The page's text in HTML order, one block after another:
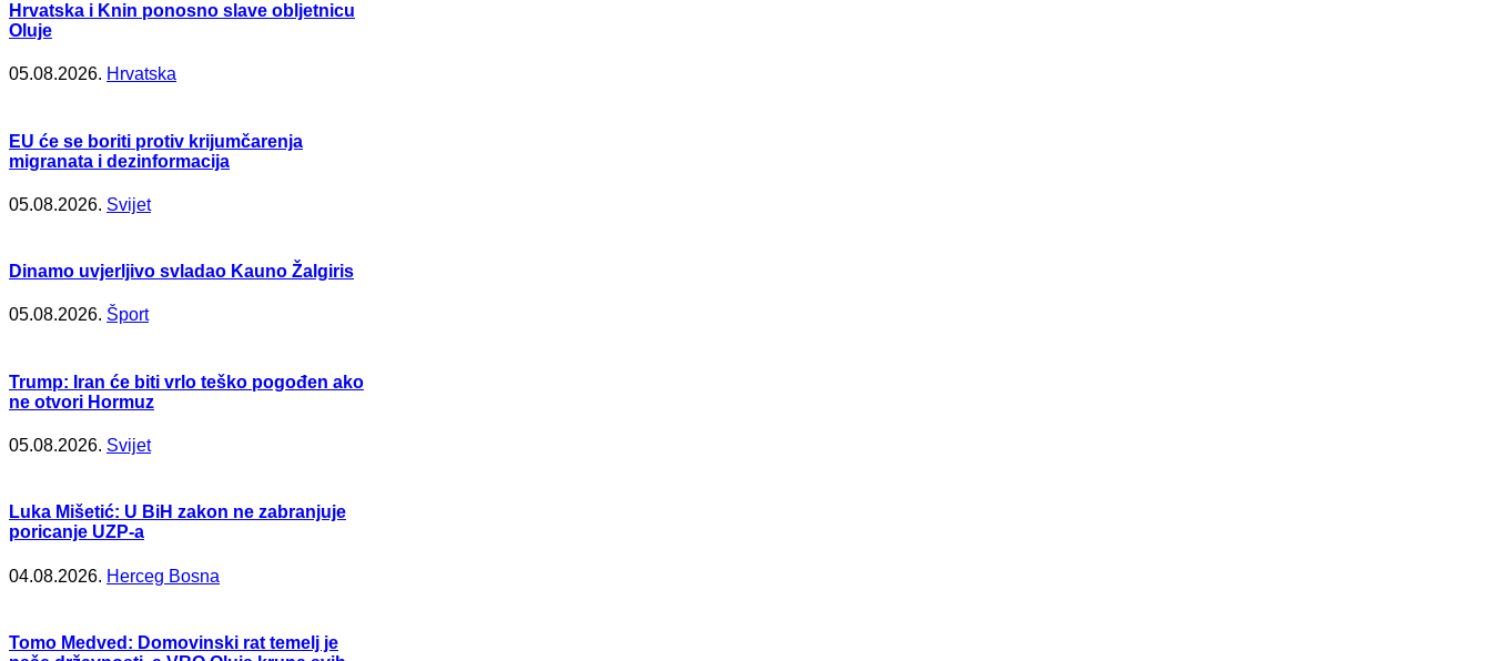
Hrvatska i Knin ponosno slave obljetnicu
Oluje
05.08.2026. Hrvatska
EU će se boriti protiv krijumčarenja
migranata i dezinformacija
05.08.2026. Svijet
Dinamo uvjerljivo svladao Kauno Žalgiris
05.08.2026. Šport
Trump: Iran će biti vrlo teško pogođen ako
ne otvori Hormuz
05.08.2026. Svijet
Luka Mišetić: U BiH zakon ne zabranjuje
poricanje UZP-a
04.08.2026. Herceg Bosna
Tomo Medved: Domovinski rat temelj je